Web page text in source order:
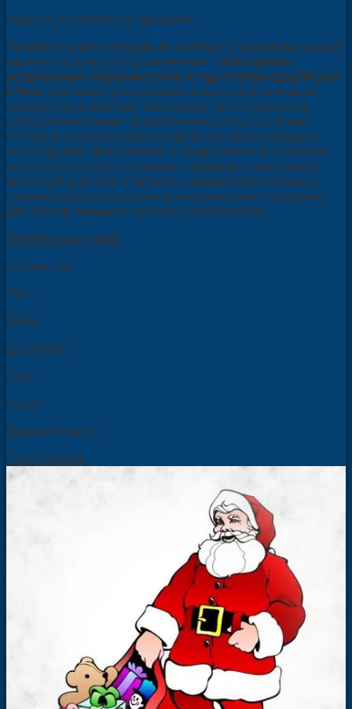
Чудесным получился праздник!
Предлагаем для проведения любимого праздника новый
вариант популярного развлечения - Новогоднюю
музыкальную сказку-экспромт к году Собаки «Дед Мороз
и пес». Эта сказка для дружеской взрослой компании,
которую организаторы затеи могут легко устроить в
подходящий момент празднования, когда гости уже
готовы веселиться сами и с удовольствием порадуют
своих друзей. При желании, в предложенный сценарий
можно внести свои «приколы», добавив в текст юмор,
принятый в данной компании, заменив музыкальные
отрывки на более игровые и танцевальные и придумав
для героев смешные костюмы или реквизит.
Действующие лица:
Хозяин пса
Лиса
Белка
Дед Мороз
Елка
Сосна
Ведущий (текст)
Текст сказки .